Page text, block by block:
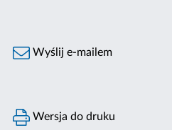
Wyślij e-mailem
Wersja do druku